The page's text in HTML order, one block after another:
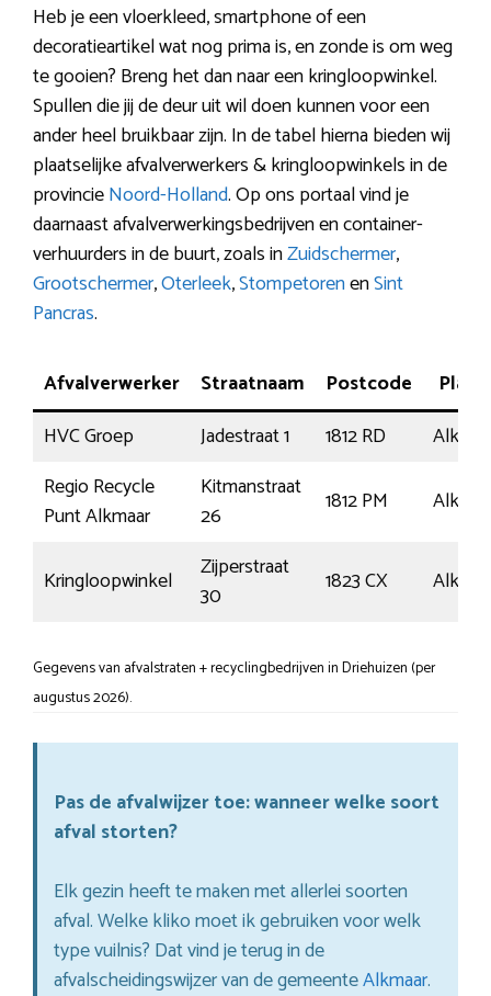
Heb je een vloerkleed, smartphone of een
decoratieartikel wat nog prima is, en zonde is om weg
te gooien? Breng het dan naar een kringloopwinkel.
Spullen die jij de deur uit wil doen kunnen voor een
ander heel bruikbaar zijn. In de tabel hierna bieden wij
plaatselijke afvalverwerkers & kringloopwinkels in de
provincieNoord-Holland. Op ons portaal vind je
daarnaast afvalverwerkingsbedrijven en container-
verhuurders in de buurt, zoals inZuidschermer,
Grootschermer,Oterleek,StompetorenenSint
Pancras.
Afvalverwerker Straatnaam Postcode
HVC Groep
Jadestraat 1 1812 RD
Regio Recycle
Punt Alkmaar
Kitmanstraat
26
1812 PM
Kringloopwinkel
Zijperstraat
30
1823 CX
Gegevens van afvalstraten + recyclingbedrijven in Driehuizen (per
augustus 2026).
Pas de afvalwijzer toe: wanneer welke soort
afval storten?
Elk gezin heeft te maken met allerlei soorten
afval. Welke kliko moet ik gebruiken voor welk
type vuilnis? Dat vind je terug in de
afvalscheidingswijzer van de gemeenteAlkmaar.